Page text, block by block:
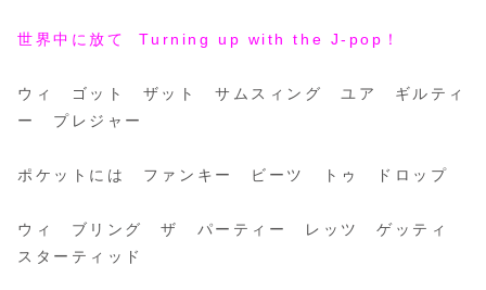
世界中に放て Turning up with the J-pop！
ウィ ゴット ザット サムスィング ユア ギルティ
ー プレジャー
ポケットには ファンキー ビーツ トゥ ドロップ
ウィ ブリング ザ パーティー レッツ ゲッティ
スターティッド